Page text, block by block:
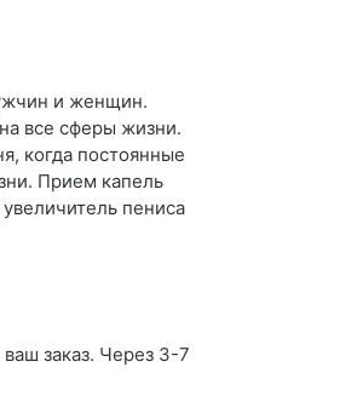
и женщин.
все сферы жизни.
когда постоянные
Прием капель
пениса
заказ. Через 3-7